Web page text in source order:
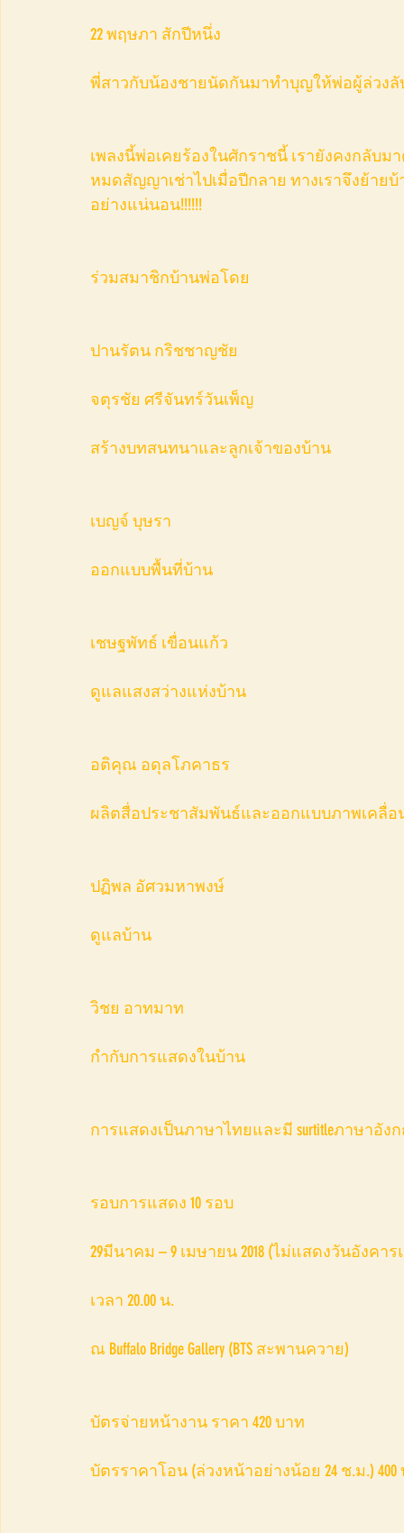
22 พฤษภา สักปีหนึ่ง
พี่สาวกับน้องชายนัดกันมาทำบุญให้พ่อผู้ล่วงลั
เพลงนี้พ่อเคยร้องในศักราชนี้ เรายังคงกลับ
หมดสัญญาเช่าไปเมื่อปีกลาย ทางเราจึงย้าย
อย่างแน่นอน!!!!!!
ร่วมสมาชิกบ้านพ่อโดย
ปานรัตน กริชชาญชัย
จตุรชัย ศรีจันทร์วันเพ็ญ
สร้างบทสนทนาและลูกเจ้าของบ้าน
เบญจ์ บุษรา
ออกแบบพื้นที่บ้าน
เชษฐพัทธ์ เขื่อนแก้ว
ดูแลแสงสว่างแห่งบ้าน
อติคุณ อดุลโภคาธร
ผลิตสื่อประชาสัมพันธ์และออกแบบภาพเคลื่อ
ปฏิพล อัศวมหาพงษ์
ดูแลบ้าน
วิชย อาทมาท
กำกับการแสดงในบ้าน
การแสดงเป็นภาษาไทยและมี surtitleภาษาอัง
รอบการแสดง 10 รอบ
29มีนาคม – 9 เมษายน 2018 (ไม่แสดงวันอังคา
เวลา 20.00 น.
ณ Buffalo Bridge Gallery (BTS สะพานควาย)
บัตรจ่ายหน้างาน ราคา 420 บาท
บัตรราคาโอน (ล่วงหน้าอย่างน้อย 24 ช.ม.) 400